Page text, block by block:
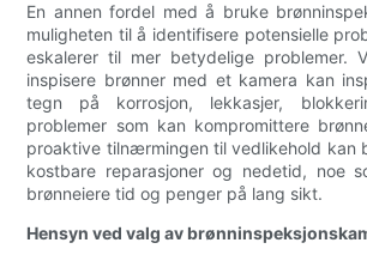
En annen fordel med å bruke
muligheten til å identifisere potensielle
eskalerer til mer betydelige problemer.
inspisere brønner med et kamera kan
tegn på korrosjon, lekkasjer,
problemer som kan kompromittere
proaktive tilnærmingen til vedlikehold kan
kostbare reparasjoner og nedetid, noe
brønneiere tid og penger på lang sikt.
Hensyn ved valg av